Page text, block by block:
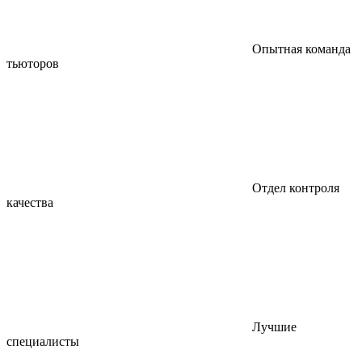
Опытная команда
тьюторов
Отдел контроля
качества
Лучшие
специалисты